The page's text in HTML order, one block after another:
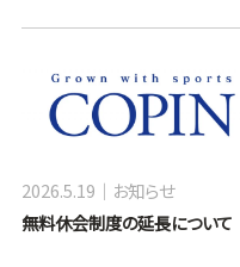
無料休会制度の延長について
2026.5.19
お知らせ